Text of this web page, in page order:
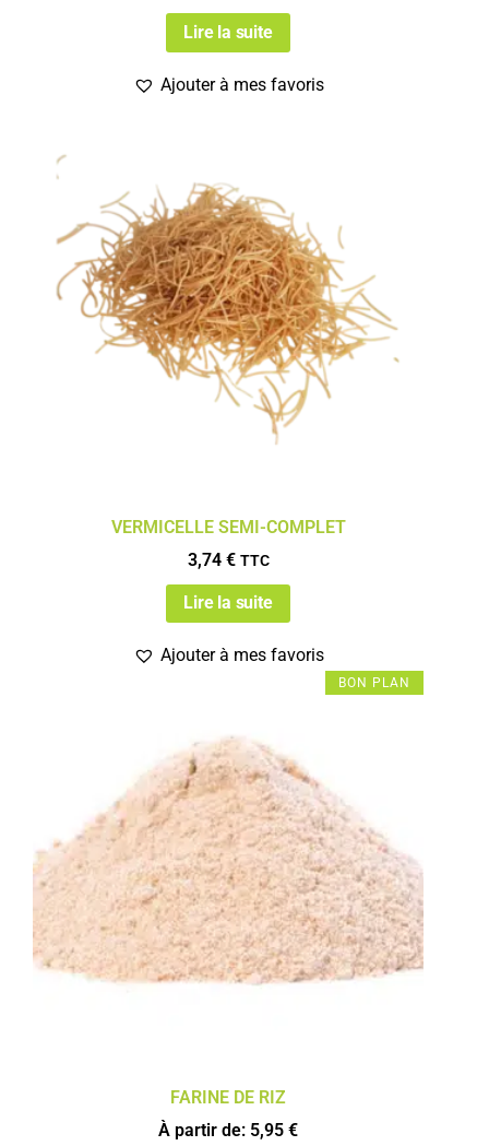
Lire la suite
Ajouter à mes favoris
VERMICELLE SEMI-COMPLET
3,74 € TTC
Lire la suite
Ajouter à mes favoris
BON PLAN
FARINE DE RIZ
À partir de: 5,95 €